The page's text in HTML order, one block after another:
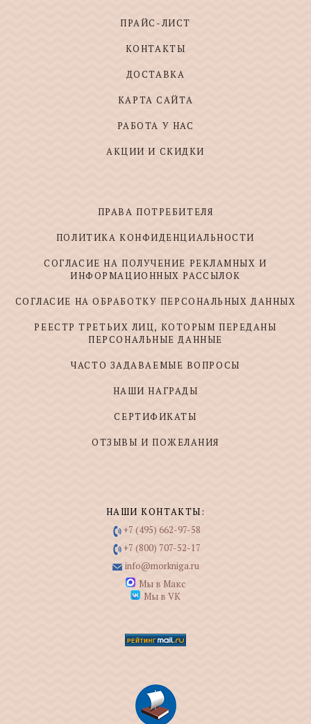
ПРАЙС-ЛИСТ
КОНТАКТЫ
ДОСТАВКА
КАРТА САЙТА
РАБОТА У НАС
АКЦИИ И СКИДКИ
ПРАВА ПОТРЕБИТЕЛЯ
ПОЛИТИКА КОНФИДЕНЦИАЛЬНОСТИ
СОГЛАСИЕ НА ПОЛУЧЕНИЕ РЕКЛАМНЫХ И
ИНФОРМАЦИОННЫХ РАССЫЛОК
СОГЛАСИЕ НА ОБРАБОТКУ ПЕРСОНАЛЬНЫХ ДАННЫХ
РЕЕСТР ТРЕТЬИХ ЛИЦ, КОТОРЫМ ПЕРЕДАНЫ
ПЕРСОНАЛЬНЫЕ ДАННЫЕ
ЧАСТО ЗАДАВАЕМЫЕ ВОПРОСЫ
НАШИ НАГРАДЫ
СЕРТИФИКАТЫ
ОТЗЫВЫ И ПОЖЕЛАНИЯ
НАШИ КОНТАКТЫ:
+7 (495) 662-97-58
+7 (800) 707-52-17
info@morkniga.ru
Мы в Макс
Мы в VK